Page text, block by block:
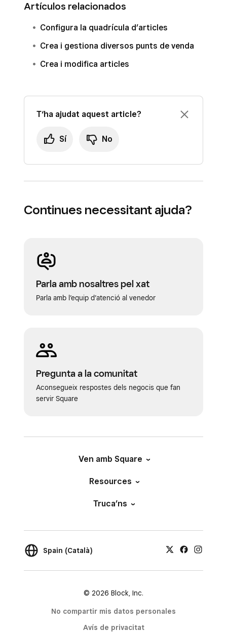
Artículos relacionados
Configura la quadrícula d’articles
Crea i gestiona diversos punts de venda
Crea i modifica articles
T‘ha ajudat aquest article?
Sí No
Continues necessitant ajuda?
Parla amb nosaltres pel xat
Parla amb l’equip d’atenció al venedor
Pregunta a la comunitat
Aconsegueix respostes dels negocis que fan
servir Square
Ven amb Square
Resources
Truca’ns
Spain (Català)
© 2026 Block, Inc.
No compartir mis datos personales
Avís de privacitat